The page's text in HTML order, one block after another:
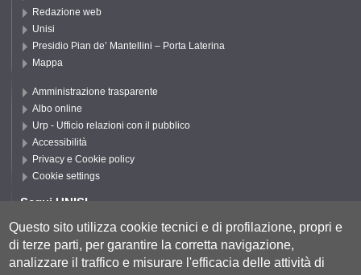
Redazione web
Unisi
Presidio Pian de’ Mantellini – Porta Laterina
Mappa
Amministrazione trasparente
Albo online
Urp - Ufficio relazioni con il pubblico
Accessibilità
Privacy e Cookie policy
Cookie settings
Segui UNISI
Segui DSFTA
Questo sito utilizza cookie tecnici e di profilazione, propri e
di terze parti, per garantire la corretta navigazione,
analizzare il traffico e misurare l'efficacia delle attività di